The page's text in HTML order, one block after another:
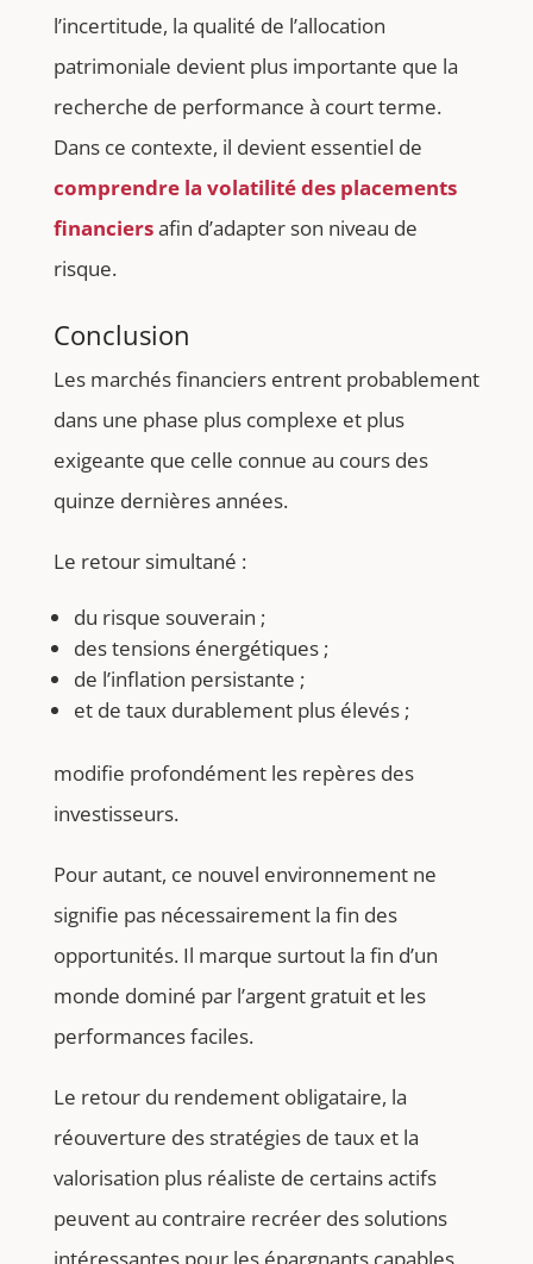
l’incertitude, la qualité de l’allocation
patrimoniale devient plus importante que la
recherche de performance à court terme.
Dans ce contexte, il devient essentiel de
comprendre la volatilité des placements
financiersafin d’adapter son niveau de
risque.
Conclusion
Les marchés financiers entrent probablement
dans une phase plus complexe et plus
exigeante que celle connue au cours des
quinze dernières années.
Le retour simultané :
du risque souverain ;
des tensions énergétiques ;
de l’inflation persistante ;
et de taux durablement plus élevés ;
modifie profondément les repères des
investisseurs.
Pour autant, ce nouvel environnement ne
signifie pas nécessairement la fin des
opportunités. Il marque surtout la fin d’un
monde dominé par l’argent gratuit et les
performances faciles.
Le retour du rendement obligataire, la
réouverture des stratégies de taux et la
valorisation plus réaliste de certains actifs
peuvent au contraire recréer des solutions
intéressantes pour les épargnants capables